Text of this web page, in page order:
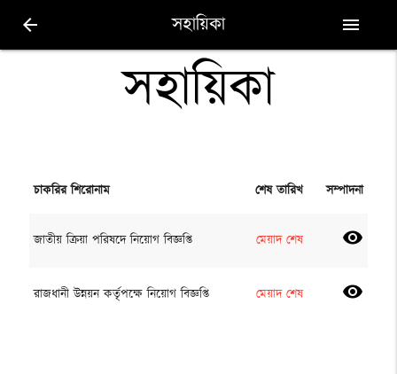
arrow_back সহায়িকা menu
সহায়িকা
চাকরির শিরোনাম শেষ তারিখ সম্পাদনা
জাতীয় ক্রিয়া পরিষদে নিয়োগ বিজ্ঞপ্তি মেয়াদ শেষ visibility
রাজধানী উন্নয়ন কর্তৃপক্ষে নিয়োগ বিজ্ঞপ্তি মেয়াদ শেষ visibility